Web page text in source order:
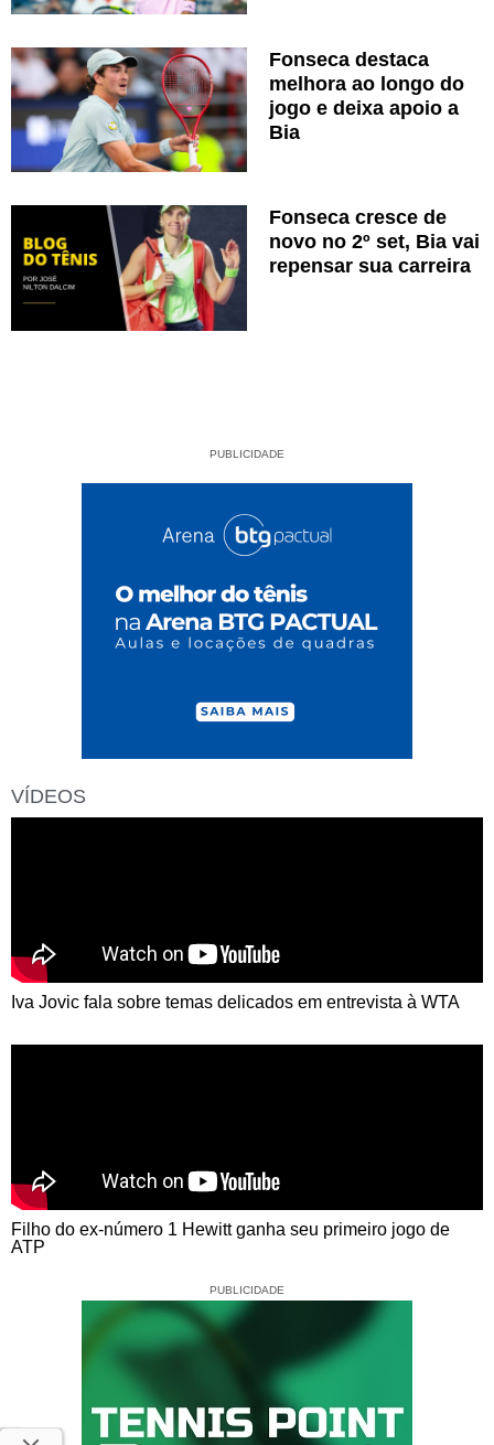
Fonseca destaca
melhora ao longo do
jogo e deixa apoio a
Bia
Fonseca cresce de
novo no 2º set, Bia vai
repensar sua carreira
PUBLICIDADE
VÍDEOS
Iva Jovic fala sobre temas delicados em entrevista à WTA
Filho do ex-número 1 Hewitt ganha seu primeiro jogo de
ATP
PUBLICIDADE